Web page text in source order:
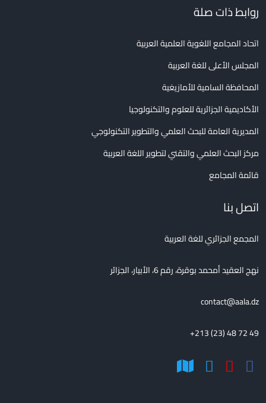
روابط ذات صلة
اتحاد المجامع اللغوية العلمية العربية
المجلس الأعلى للغة العربية
المحافظة السامية للأمازيغية
الأكاديمية الجزائرية للعلوم والتكنولوجيا
المديرية العامة للبحث العلمي والتطوير التكنولوجي
مركز البحث العلمي والتقني لتطوير اللغة العربية
قائمة المجامع
اتصل بنا
المجمع الجزائري للغة العربية
نهج العقيد أمحمد بوقرة، رقم 6، الأبيار، الجزائر
contact@aala.dz
+213 (23) 48 72 49